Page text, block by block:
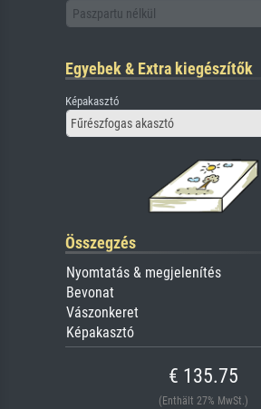
Paszpartu nélkül
Egyebek & Extra kiegészítők
Képakasztó
Fűrészfogas akasztó
Összegzés
Nyomtatás & megjelenítés
Bevonat
Vászonkeret
Képakasztó
€ 135.75
(Enthält 27% MwSt.)